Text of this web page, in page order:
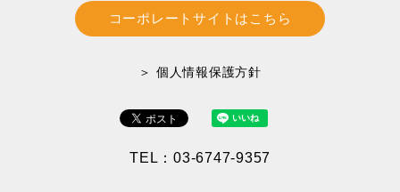
コーポレートサイトはこちら
＞ 個人情報保護方針
TEL：03-6747-9357